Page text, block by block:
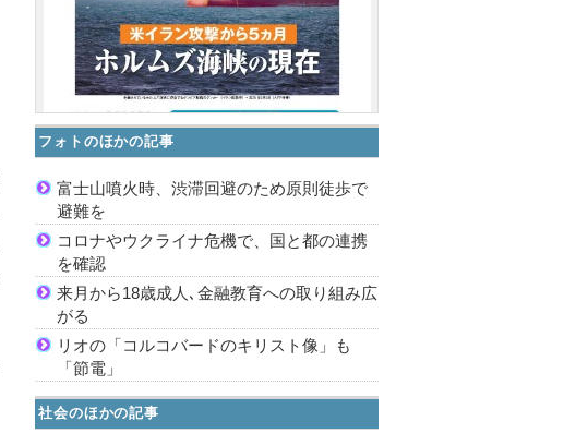
フォトのほかの記事
富士山噴火時、渋滞回避のため原則徒歩で
避難を
コロナやウクライナ危機で、国と都の連携
を確認
来月から18歳成人､金融教育への取り組み広
がる
リオの「コルコバードのキリスト像」も
「節電」
社会のほかの記事